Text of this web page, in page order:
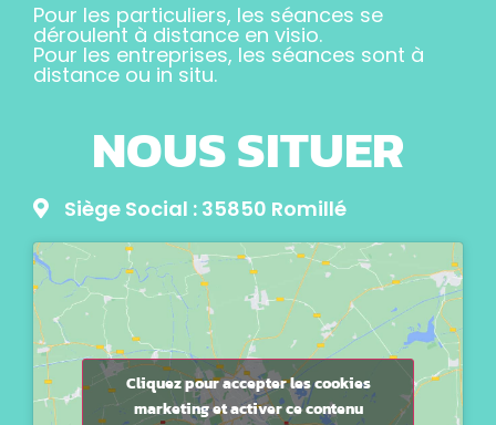
Pour les particuliers, les séances se
déroulent à distance en visio.
Pour les entreprises, les séances sont à
distance ou in situ.
NOUS SITUER
Siège Social : 35850 Romillé
Cliquez pour accepter les cookies
marketing et activer ce contenu